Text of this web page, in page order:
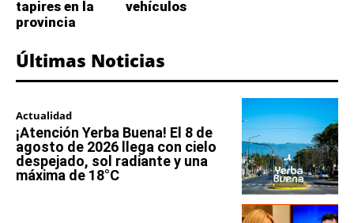
tapires en la
provincia
vehículos
Últimas Noticias
Actualidad
¡Atención Yerba Buena! El 8 de
agosto de 2026 llega con cielo
despejado, sol radiante y una
máxima de 18°C